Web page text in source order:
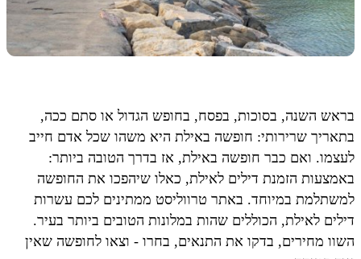
בראש השנה, בסוכות, בפסח, בחופש הגדול או סתם ככה,
בתאריך שרירותי: חופשה באילת היא משהו שכל אדם חייב
לעצמו. ואם כבר חופשה באילת, אז בדרך הטובה ביותר:
באמצעות הזמנת דילים לאילת, כאלו שיהפכו את החופשה
למשתלמת במיוחד. באתר טרווליסט ממתינים לכם עשרות
דילים לאילת, הכוללים שהות במלונות הטובים ביותר בעיר.
השוו מחירים, בדקו את התנאים, בחרו - וצאו לחופשה שאין